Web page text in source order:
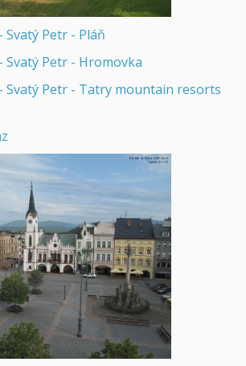
Petr - Pláň
Svatý Petr - Hromovka
Svatý Petr - Tatry mountain resorts